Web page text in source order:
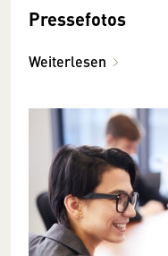
Pressefotos
Weiterlesen